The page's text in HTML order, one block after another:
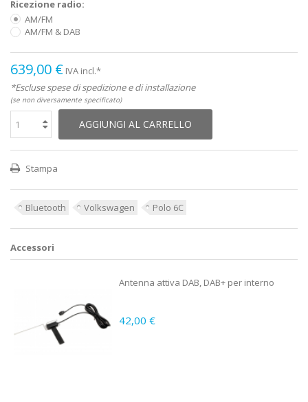
Ricezione radio:
AM/FM
AM/FM & DAB
639,00 € IVA incl.*
*Escluse spese di spedizione e di installazione
(se non diversamente specificato)
AGGIUNGI AL CARRELLO
Stampa
Bluetooth Volkswagen Polo 6C
Accessori
Antenna attiva DAB, DAB+ per interno
42,00 €